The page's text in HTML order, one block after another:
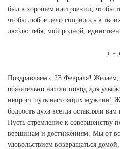
был в хорошем настроении, чтобы
чтобы любое дело спорилось в
люблю тебя, мой родной,
Поздравляем с 23 Февраля!
обязательно нашли повод для
непрост путь настоящих мужчин!
бодрость духа всегда оставляли
Пусть стремление к совершенству
вершинам и достижениям. Мы от
удовольствием возвращаться